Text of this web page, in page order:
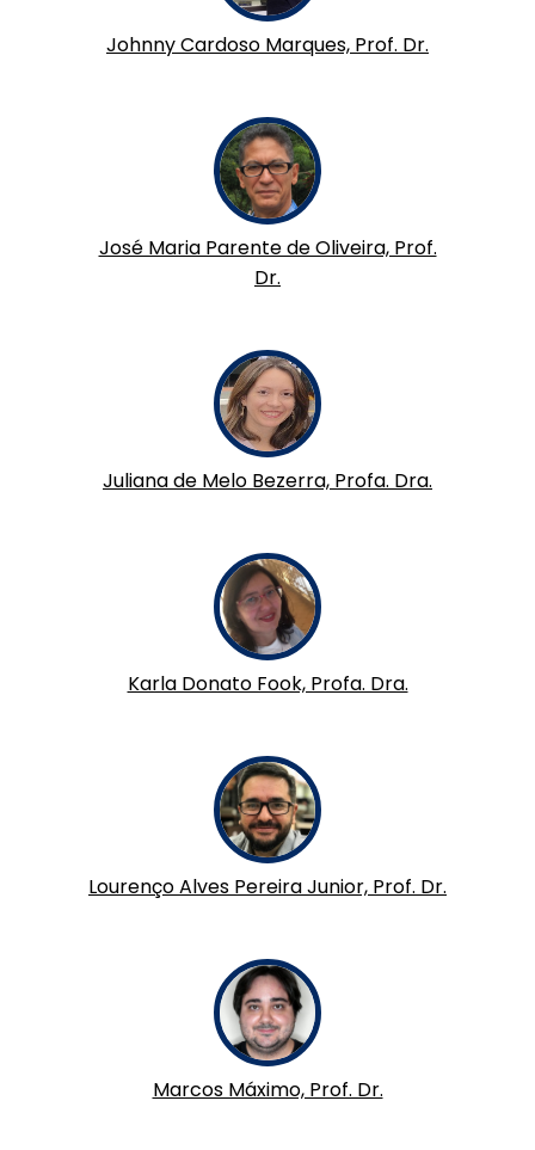
Johnny Cardoso Marques, Prof. Dr.
José Maria Parente de Oliveira, Prof.
Dr.
Juliana de Melo Bezerra, Profa. Dra.
Karla Donato Fook, Profa. Dra.
Lourenço Alves Pereira Junior, Prof. Dr.
Marcos Máximo, Prof. Dr.